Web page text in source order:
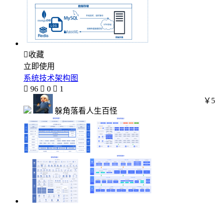
收藏
立即使用
系统技术架构图
 96  0  1
躲角落看人生百怪
￥5